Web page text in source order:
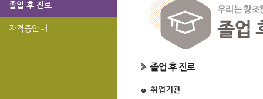
졸업 후 진로
자격증안내
졸업 후 진로
취업기관